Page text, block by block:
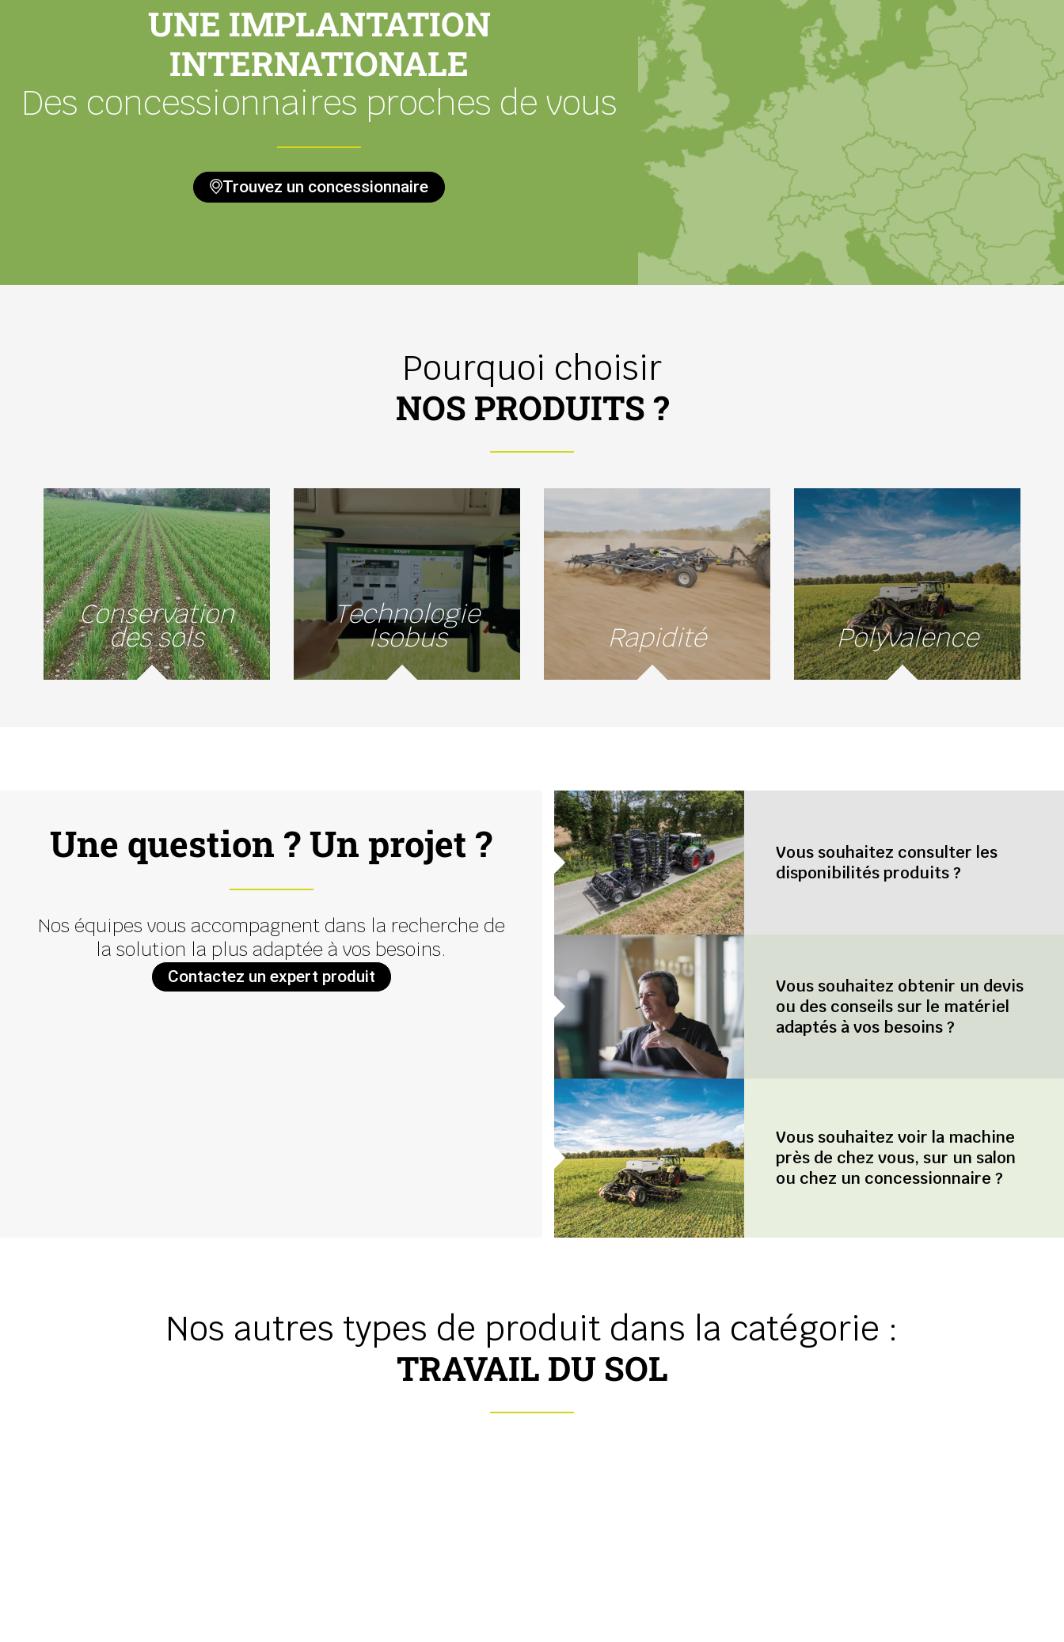
UNE IMPLANTATION
INTERNATIONALE
Des concessionnaires proches de vous
Trouvez un concessionnaire
Pourquoi choisir
NOS PRODUITS ?
Conservation
des sols
Technologie
Isobus Rapidité Polyvalence
Une question ? Un projet ?
Nos équipes vous accompagnent dans la recherche de
la solution la plus adaptée à vos besoins.
Contactez un expert produit
Vous souhaitez consulter les
disponibilités produits ?
Vous souhaitez obtenir un devis
ou des conseils sur le matériel
adaptés à vos besoins ?
Vous souhaitez voir la machine
près de chez vous, sur un salon
ou chez un concessionnaire ?
Nos autres types de produit dans la catégorie :
TRAVAIL DU SOL